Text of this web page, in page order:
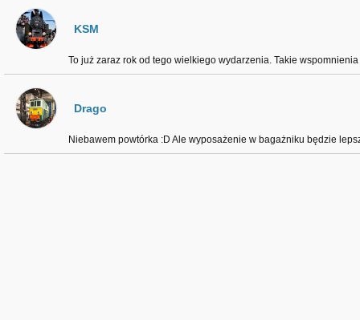
KSM
To już zaraz rok od tego wielkiego wydarzenia. Takie
Drago
Niebawem powtórka :D Ale wyposażenie w bagażniku będzie